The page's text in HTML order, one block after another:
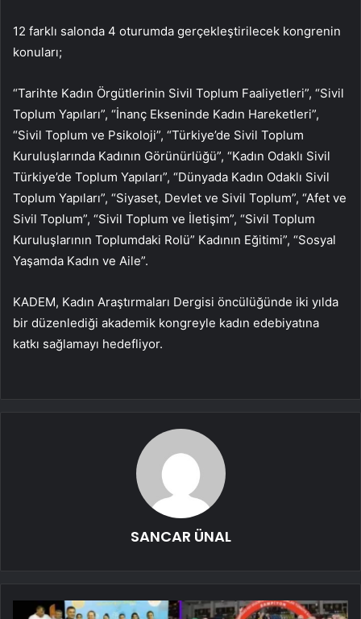
12 farklı salonda 4 oturumda gerçekleştirilecek kongrenin
konuları;
“Tarihte Kadın Örgütlerinin Sivil Toplum Faaliyetleri”, “Sivil
Toplum Yapıları”, “İnanç Ekseninde Kadın Hareketleri”,
“Sivil Toplum ve Psikoloji”, “Türkiye’de Sivil Toplum
Kuruluşlarında Kadının Görünürlüğü”, “Kadın Odaklı Sivil
Türkiye’de Toplum Yapıları”, “Dünyada Kadın Odaklı Sivil
Toplum Yapıları”, “Siyaset, Devlet ve Sivil Toplum”, “Afet ve
Sivil Toplum”, “Sivil Toplum ve İletişim”, “Sivil Toplum
Kuruluşlarının Toplumdaki Rolü” Kadının Eğitimi”, “Sosyal
Yaşamda Kadın ve Aile”.
KADEM, Kadın Araştırmaları Dergisi öncülüğünde iki yılda
bir düzenlediği akademik kongreyle kadın edebiyatına
katkı sağlamayı hedefliyor.
SANCAR ÜNAL